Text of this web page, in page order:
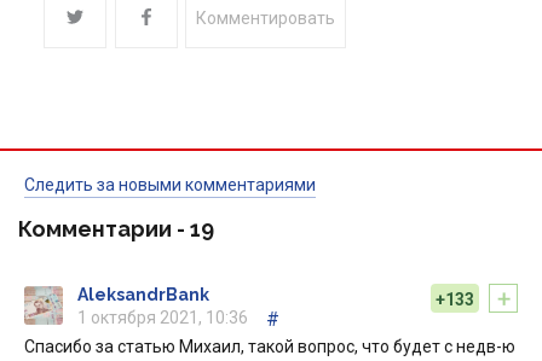
Комментировать
Следить за новыми комментариями
Комментарии - 19
+
+133
AleksandrBank
1 октября 2021, 10:36
#
Спасибо за статью Михаил, такой вопрос, что будет с недв-ю